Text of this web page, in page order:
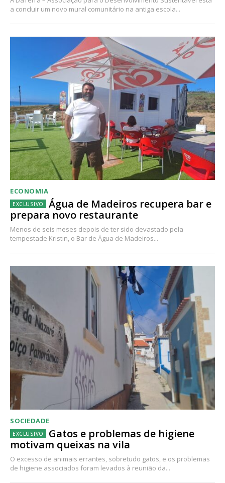
a concluir um novo mural comunitário na antiga escola...
ECONOMIA
Água de Madeiros recupera bar e
prepara novo restaurante
Menos de seis meses depois de ter sido devastado pela
tempestade Kristin, o Bar de Água de Madeiros...
SOCIEDADE
Gatos e problemas de higiene
motivam queixas na vila
O excesso de animais errantes, sobretudo gatos, e os problemas
de higiene associados foram levados à reunião da...